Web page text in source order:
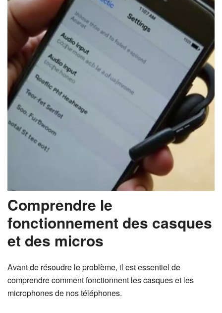
Comprendre le
fonctionnement des casques
et des micros
Avant de résoudre le problème, il est essentiel de
comprendre comment fonctionnent les casques et les
microphones de nos téléphones.